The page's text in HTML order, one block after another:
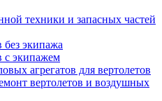
техники и запасных частей
без экипажа
с экипажем
агрегатов для вертолетов
вертолетов и воздушных